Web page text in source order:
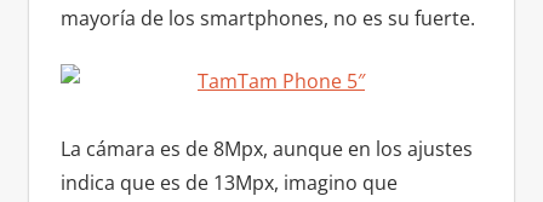
mayoría de los smartphones, no es su fuerte.
La cámara es de 8Mpx, aunque en los ajustes
indica que es de 13Mpx, imagino que